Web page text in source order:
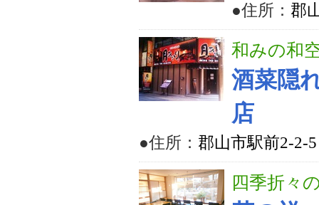
●住所： 郡
和みの和
酒菜隠
店
●住所： 郡山市駅前2-2-
四季折々